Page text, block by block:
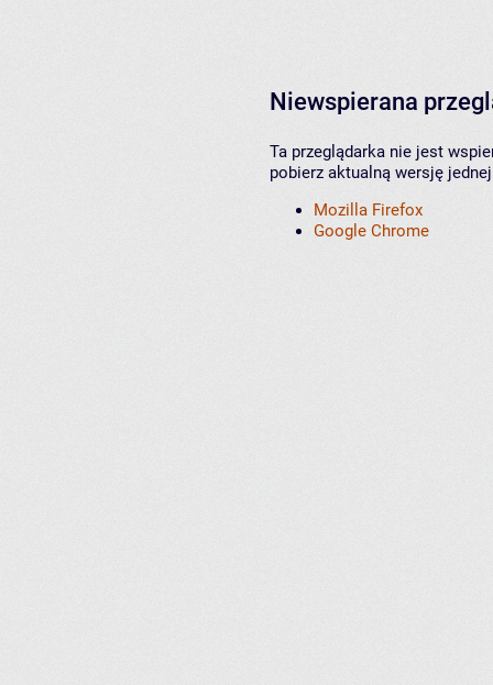
Niewspierana
Ta przeglądarka nie jest
pobierz aktualną wersję
Mozilla Firefox
Google Chrome